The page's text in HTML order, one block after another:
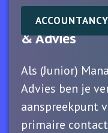
ACCOUNTANCY
(Junior)
& Advies
Als (Junior)
Advies ben je
aanspreekpunt
primaire